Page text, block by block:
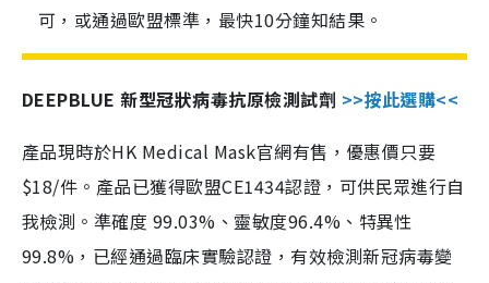
可，或通過歐盟標準，最快10分鐘知結果。
DEEPBLUE 新型冠狀病毒抗原檢測試劑 >>按此選購<<
產品現時於HK Medical Mask官網有售，優惠價只要
$18/件。產品已獲得歐盟CE1434認證，可供民眾進行自
我檢測。準確度 99.03%、靈敏度96.4%、特異性
99.8%，已經通過臨床實驗認證，有效檢測新冠病毒變